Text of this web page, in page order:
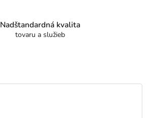
Nadštandardná kvalita
tovaru a služieb